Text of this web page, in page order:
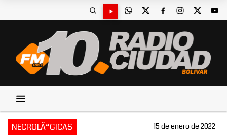
NECROLÃ“GICAS 15 de enero de 2022